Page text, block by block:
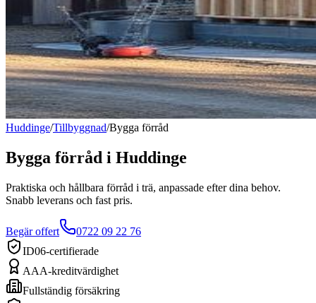
Huddinge/Tillbyggnad/Bygga förråd
Bygga förråd i Huddinge
Praktiska och hållbara förråd i trä, anpassade efter dina behov.
Snabb leverans och fast pris.
Begär offert
0722 09 22 76
ID06-certifierade
AAA-kreditvärdighet
Fullständig försäkring